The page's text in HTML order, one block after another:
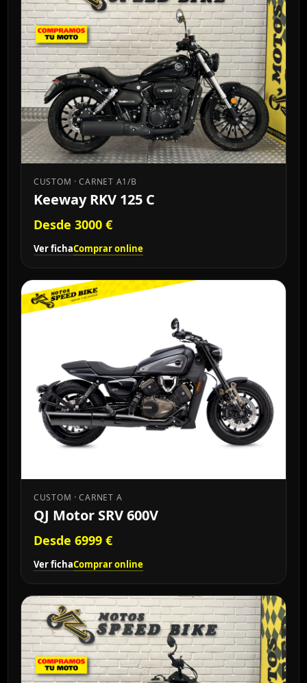
CUSTOM · CARNET A1/B
Keeway RKV 125 C
Desde 3000 €
Ver fichaComprar online
CUSTOM · CARNET A
QJ Motor SRV 600V
Desde 6999 €
Ver fichaComprar online